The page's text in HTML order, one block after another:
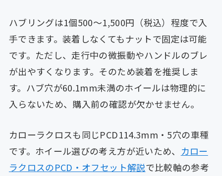
ハブリングは1個500〜1,500円（税込）程度で入
手できます。装着しなくてもナットで固定は可能
です。ただし、走行中の微振動やハンドルのブレ
が出やすくなります。そのため装着を推奨しま
す。ハブ穴が60.1mm未満のホイールは物理的に
入らないため、購入前の確認が欠かせません。
カローラクロスも同じPCD114.3mm・5穴の車種
です。ホイール選びの考え方が近いため、 カロー
ラクロスのPCD・オフセット解説で比較軸の参考